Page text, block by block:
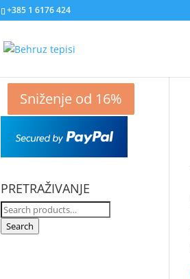
+385 1 6176 424
Sniženje od 53%
Sniženje od 31%
Sniženje od 4%
Sniženje od 16%
PRETRAŽIVANJE
Search
for:
Search